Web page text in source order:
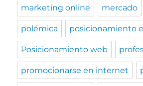
marketing online mercado
polémica posicionamiento
Posicionamiento web
promocionarse en internet